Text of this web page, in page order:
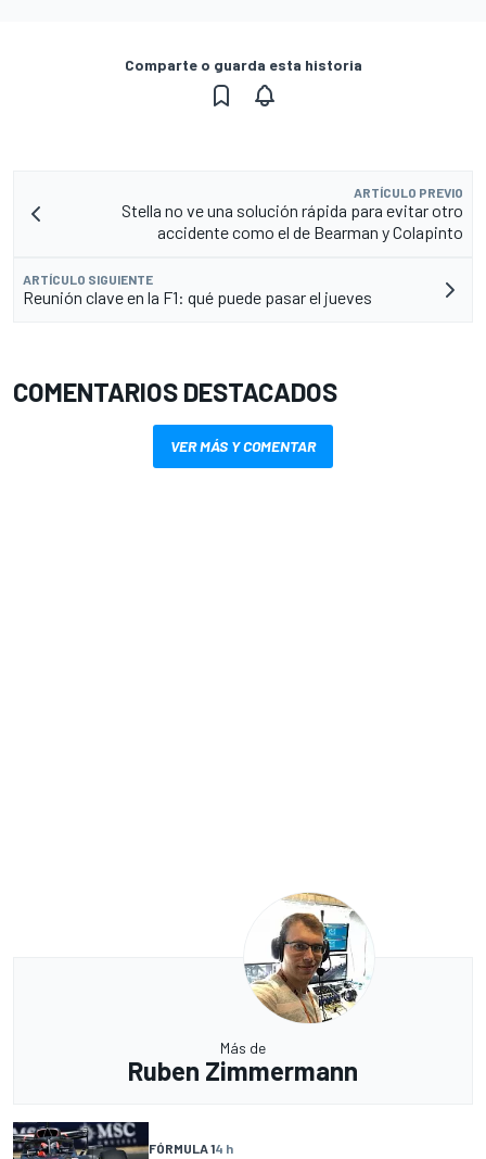
Comparte o guarda esta historia
ARTÍCULO PREVIO
Stella no ve una solución rápida para evitar otro
accidente como el de Bearman y Colapinto
ARTÍCULO SIGUIENTE
Reunión clave en la F1: qué puede pasar el jueves
COMENTARIOS DESTACADOS
VER MÁS Y COMENTAR
Más de
Ruben Zimmermann
FÓRMULA 14 h